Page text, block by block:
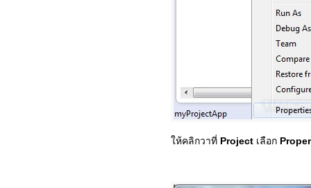
ให้คลิกวาที่ Project เลือก